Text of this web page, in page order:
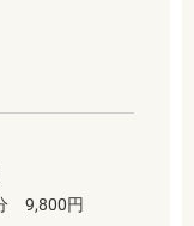
9,800円